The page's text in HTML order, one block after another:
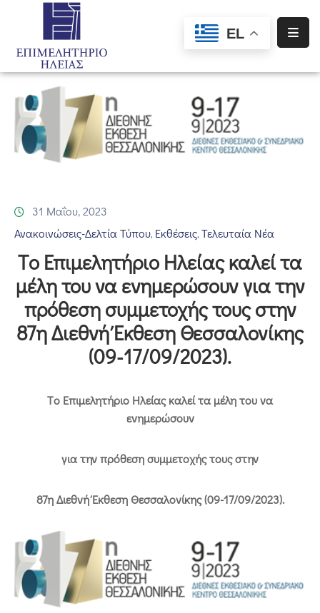
EL
Αρχική
Υπηρεσίες
Ενημέρωση
Σύλλογοι
Πληροφόρηση
Προγράμματα
Χρηματοδότησης
Επικοινωνία
31 Μαΐου, 2023
Ανακοινώσεις-Δελτία Τύπου‚ Εκθέσεις‚ Τελευταία Νέα
Tο Επιμελητήριο Ηλείας καλεί τα
μέλη του να ενημερώσουν για την
πρόθεση συμμετοχής τους στην
87η Διεθνή Έκθεση Θεσσαλονίκης
(09-17/09/2023).
Tο Επιμελητήριο Ηλείας καλεί τα μέλη του να
ενημερώσουν
για την πρόθεση συμμετοχής τους στην
87η Διεθνή Έκθεση Θεσσαλονίκης (09-17/09/2023).